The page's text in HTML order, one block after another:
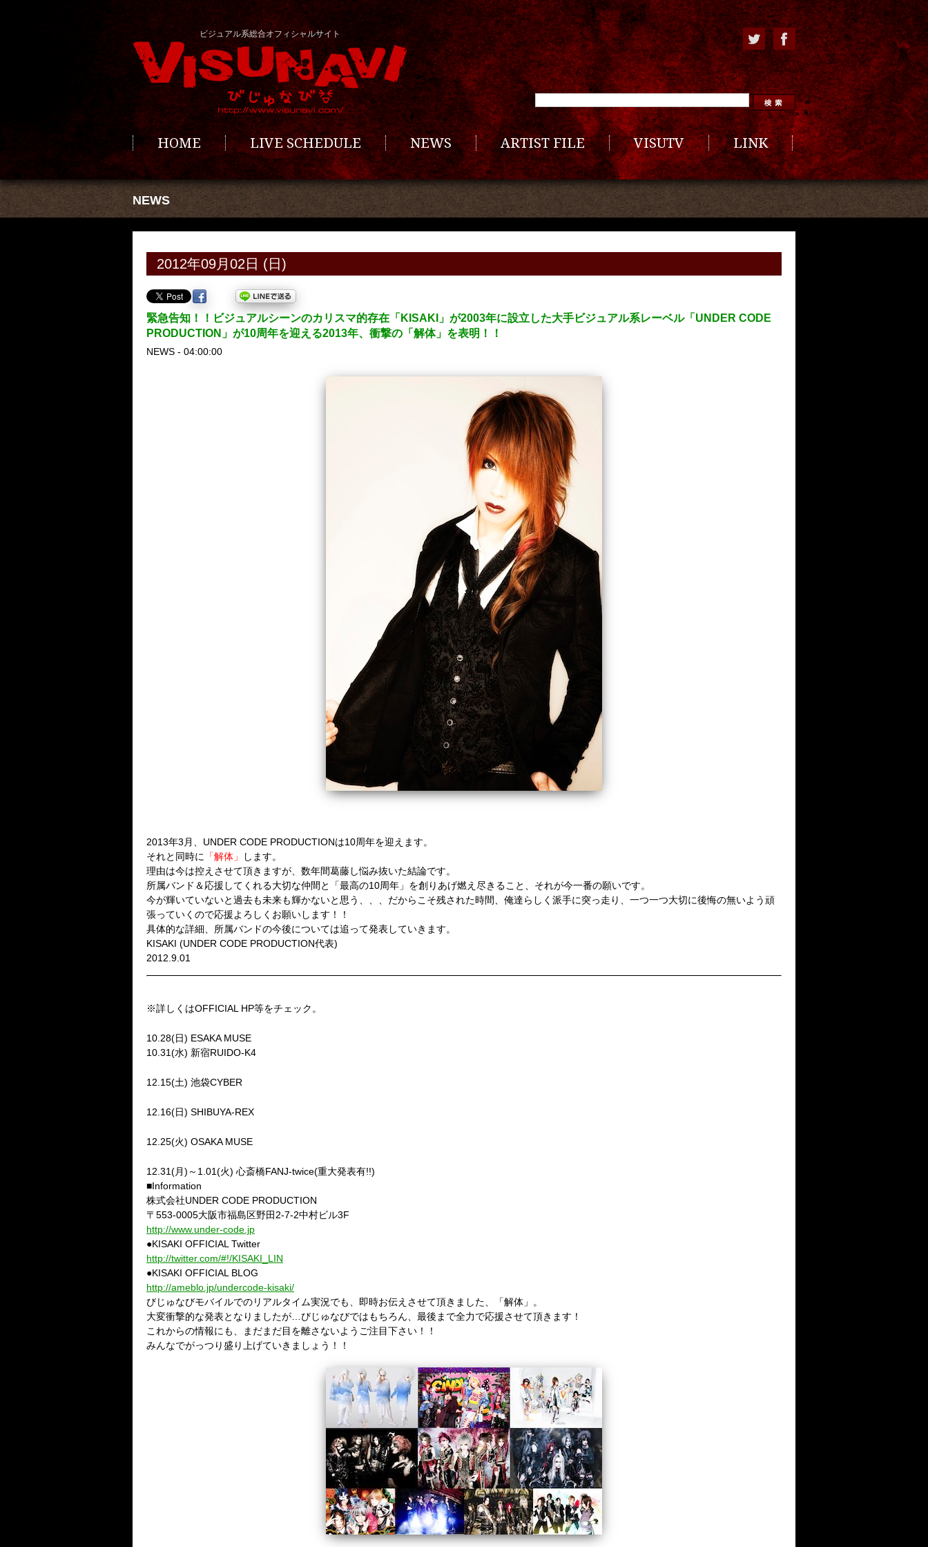
ビジュアル系総合オフィシャルサイト
HOME LIVE SCHEDULE NEWS ARTIST FILE VISUTV LINK
NEWS
2012年09月02日 (日)
緊急告知！！ビジュアルシーンのカリスマ的存在「KISAKI」が2003年に設立した大手ビジュアル系レーベル「UNDER CODE
PRODUCTION」が10周年を迎える2013年、衝撃の「解体」を表明！！
NEWS - 04:00:00
2013年3月、UNDER CODE PRODUCTIONは10周年を迎えます。
それと同時に
「解体」
します。
理由は今は控えさせて頂きますが、数年間葛藤し悩み抜いた結論です。
所属バンド＆応援してくれる大切な仲間と「最高の10周年」を創りあげ燃え尽きること、それが今一番の願いです。
今が輝いていないと過去も未来も輝かないと思う、、、だからこそ残された時間、俺達らしく派手に突っ走り、一つ一つ大切に後悔の無いよう頑
張っていくので応援よろしくお願いします！！
具体的な詳細、所属バンドの今後については追って発表していきます。
KISAKI (UNDER CODE PRODUCTION代表)
2012.9.01
※詳しくはOFFICIAL HP等をチェック。
10.28(日) ESAKA MUSE
10.31(水) 新宿RUIDO-K4
12.15(土) 池袋CYBER
12.16(日) SHIBUYA-REX
12.25(火) OSAKA MUSE
12.31(月)～1.01(火) 心斎橋FANJ-twice(重大発表有!!)
■Information
株式会社UNDER CODE PRODUCTION
〒553-0005大阪市福島区野田2-7-2中村ビル3F
http://www.under-code.jp
●KISAKI OFFICIAL Twitter
http://twitter.com/#!/KISAKI_LIN
●KISAKI OFFICIAL BLOG
http://ameblo.jp/undercode-kisaki/
びじゅなびモバイルでのリアルタイム実況でも、即時お伝えさせて頂きました、「解体」。
大変衝撃的な発表となりましたが…びじゅなびではもちろん、最後まで全力で応援させて頂きます！
これからの情報にも、まだまだ目を離さないようご注目下さい！！
みんなでがっつり盛り上げていきましょう！！